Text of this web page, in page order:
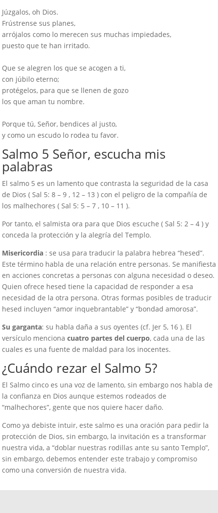
Júzgalos, oh Dios.
Frústrense sus planes,
arrójalos como lo merecen sus muchas impiedades,
puesto que te han irritado.
Que se alegren los que se acogen a ti,
con júbilo eterno;
protégelos, para que se llenen de gozo
los que aman tu nombre.
Porque tú, Señor, bendices al justo,
y como un escudo lo rodea tu favor.
Salmo 5 Señor, escucha mis
palabras
El salmo 5 es un lamento que contrasta la seguridad de la casa
de Dios ( Sal 5: 8 – 9 , 12 – 13 ) con el peligro de la compañía de
los malhechores ( Sal 5: 5 – 7 , 10 – 11 ).
Por tanto, el salmista ora para que Dios escuche ( Sal 5: 2 – 4 ) y
conceda la protección y la alegría del Templo.
Misericordia : se usa para traducir la palabra hebrea “hesed”.
Este término habla de una relación entre personas. Se manifiesta
en acciones concretas a personas con alguna necesidad o deseo.
Quien ofrece hesed tiene la capacidad de responder a esa
necesidad de la otra persona. Otras formas posibles de traducir
hesed incluyen “amor inquebrantable” y “bondad amorosa”.
Su garganta: su habla daña a sus oyentes (cf. Jer 5, 16 ). El
versículo menciona cuatro partes del cuerpo, cada una de las
cuales es una fuente de maldad para los inocentes.
¿Cuándo rezar el Salmo 5?
El Salmo cinco es una voz de lamento, sin embargo nos habla de
la confianza en Dios aunque estemos rodeados de
“malhechores”, gente que nos quiere hacer daño.
Como ya debiste intuir, este salmo es una oración para pedir la
protección de Dios, sin embargo, la invitación es a transformar
nuestra vida, a “doblar nuestras rodillas ante su santo Templo”,
sin embargo, debemos entender este trabajo y compromiso
como una conversión de nuestra vida.